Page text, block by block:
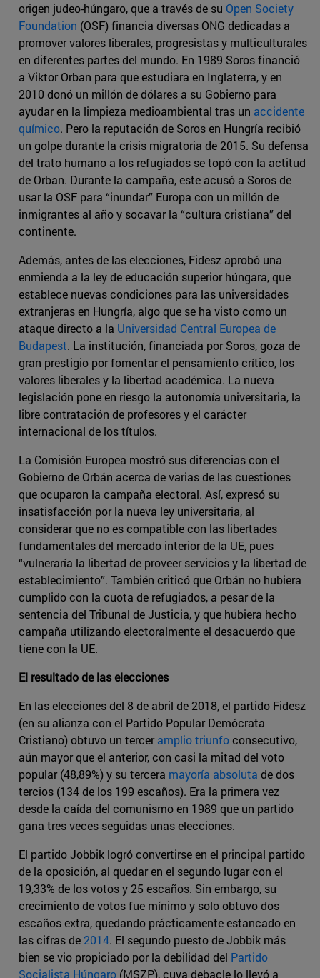
origen judeo-húngaro, que a través de su Open Society
Foundation (OSF) financia diversas ONG dedicadas a
promover valores liberales, progresistas y multiculturales
en diferentes partes del mundo. En 1989 Soros financió
a Viktor Orban para que estudiara en Inglaterra, y en
2010 donó un millón de dólares a su Gobierno para
ayudar en la limpieza medioambiental tras un accidente
químico. Pero la reputación de Soros en Hungría recibió
un golpe durante la crisis migratoria de 2015. Su defensa
del trato humano a los refugiados se topó con la actitud
de Orban. Durante la campaña, este acusó a Soros de
usar la OSF para “inundar” Europa con un millón de
inmigrantes al año y socavar la “cultura cristiana” del
continente.
Además, antes de las elecciones, Fidesz aprobó una
enmienda a la ley de educación superior húngara, que
establece nuevas condiciones para las universidades
extranjeras en Hungría, algo que se ha visto como un
ataque directo a la Universidad Central Europea de
Budapest. La institución, financiada por Soros, goza de
gran prestigio por fomentar el pensamiento crítico, los
valores liberales y la libertad académica. La nueva
legislación pone en riesgo la autonomía universitaria, la
libre contratación de profesores y el carácter
internacional de los títulos.
La Comisión Europea mostró sus diferencias con el
Gobierno de Orbán acerca de varias de las cuestiones
que ocuparon la campaña electoral. Así, expresó su
insatisfacción por la nueva ley universitaria, al
considerar que no es compatible con las libertades
fundamentales del mercado interior de la UE, pues
“vulneraría la libertad de proveer servicios y la libertad de
establecimiento”. También criticó que Orbán no hubiera
cumplido con la cuota de refugiados, a pesar de la
sentencia del Tribunal de Justicia, y que hubiera hecho
campaña utilizando electoralmente el desacuerdo que
tiene con la UE.
El resultado de las elecciones
En las elecciones del 8 de abril de 2018, el partido Fidesz
(en su alianza con el Partido Popular Demócrata
Cristiano) obtuvo un terceramplio triunfoconsecutivo,
aún mayor que el anterior, con casi la mitad del voto
popular (48,89%) y su tercera mayoría absoluta de dos
tercios (134 de los 199 escaños). Era la primera vez
desde la caída del comunismo en 1989 que un partido
gana tres veces seguidas unas elecciones.
El partido Jobbik logró convertirse en el principal partido
de la oposición, al quedar en el segundo lugar con el
19,33% de los votos y 25 escaños. Sin embargo, su
crecimiento de votos fue mínimo y solo obtuvo dos
escaños extra, quedando prácticamente estancado en
las cifras de 2014. El segundo puesto de Jobbik más
bien se vio propiciado por la debilidad del Partido
Socialista Húngaro (MSZP), cuya debacle lo llevó a